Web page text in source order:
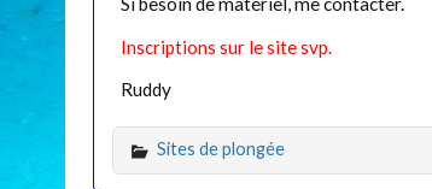
Inscriptions sur le site svp.
Ruddy
Sites de plongée